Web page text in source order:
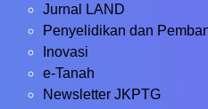
Jurnal LAND
Penyelidikan dan
Inovasi
e-Tanah
Newsletter JKPTG